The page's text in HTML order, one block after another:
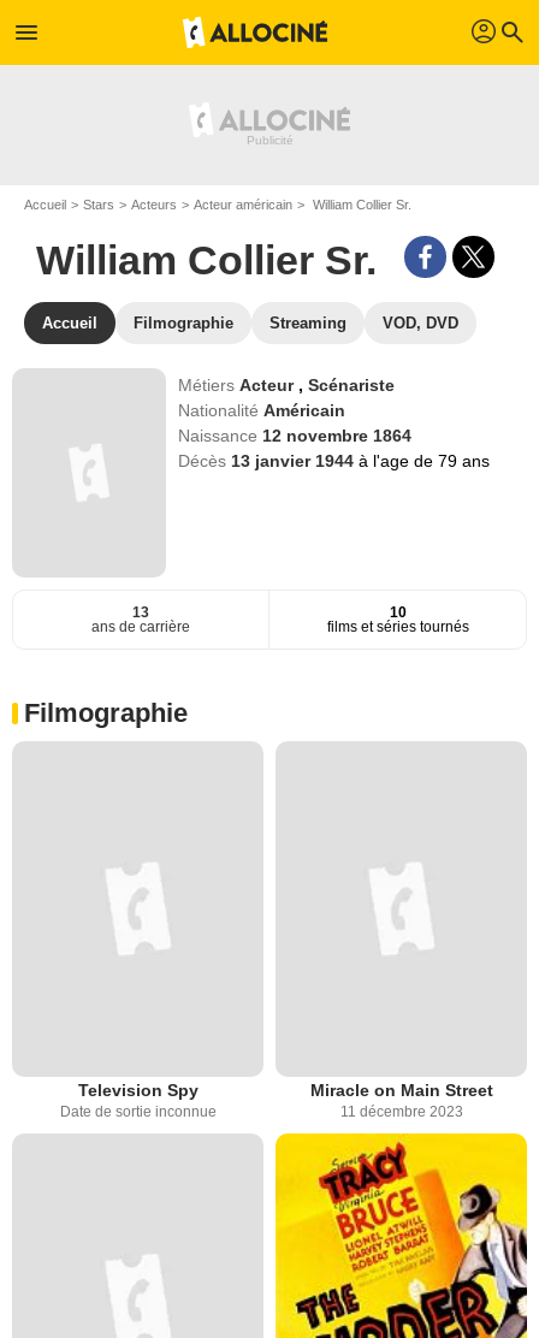
menu profil search
Accueil Stars Acteurs Acteur américain William Collier Sr.
William Collier Sr.
Accueil Filmographie Streaming VOD, DVD
MétiersActeur ,Scénariste
NationalitéAméricain
Naissance 12 novembre 1864
Décès 13 janvier 1944à l'age de 79 ans
13
ans de carrière
10
films et séries tournés
Filmographie
Television Spy
Date de sortie inconnue
Miracle on Main Street
11 décembre 2023